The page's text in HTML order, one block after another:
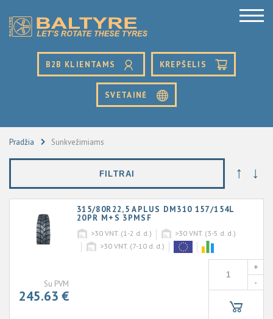
B2B KLIENTAMS KREPŠELIS
SVETAINĖ
Pradžia Sunkvežimiams
FILTRAI ↑ ↓
315/80R22,5 APLUS DM310 157/154L
20PR M+S 3PMSF
>30 VNT. (1-2 d. d.) >30 VNT. (3-5 d. d.)
>30 VNT. (7-10 d. d.)
Su PVM
245.63 €
+
-